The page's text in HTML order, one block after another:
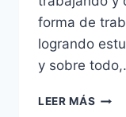
forma de
logrando
y sobre
LEER MÁS LOS